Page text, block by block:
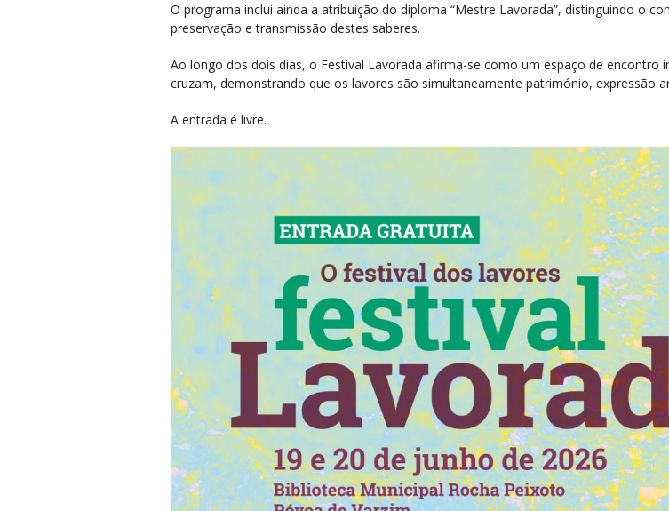
O programa inclui ainda a atribuição do diploma “Mestre Lavorada”, distinguindo o
preservação e transmissão destes saberes.
Ao longo dos dois dias, o Festival Lavorada afirma-se como um espaço de encontro
cruzam, demonstrando que os lavores são simultaneamente património, expressão
A entrada é livre.